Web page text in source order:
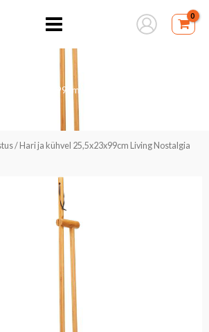
25,5x23x99cm Living Nostalgia
/ Hari ja kühvel 25,5x23x99cm Living Nostalgia